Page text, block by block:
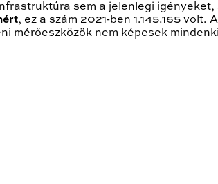
sem a jelenlegi
, ez a szám 2021-ben 1.145.165
mérőeszközök nem képesek